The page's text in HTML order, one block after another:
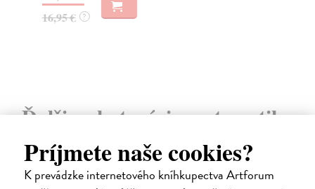
Príjmete naše cookies?
K prevádzke internetového kníhkupectva Artforum
16,95 € ?
Ďalšie z kategórie matematika